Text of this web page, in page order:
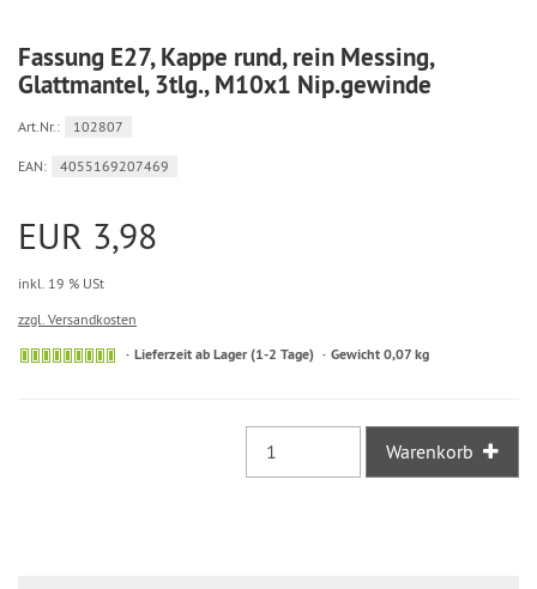
Fassung E27, Kappe rund, rein Messing,
Glattmantel, 3tlg., M10x1 Nip.gewinde
Art.Nr.: 102807
EAN: 4055169207469
EUR 3,98
inkl. 19 % USt
zzgl. Versandkosten
Sofort
Lieferzeit ab Lager (1-2 Tage) Gewicht 0,07 kg
Warenkorb